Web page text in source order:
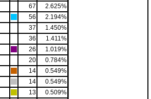
67
2.625%
56
2.194%
37
1.450%
36
1.411%
26
1.019%
20
0.784%
14
0.549%
14
0.549%
13
0.509%